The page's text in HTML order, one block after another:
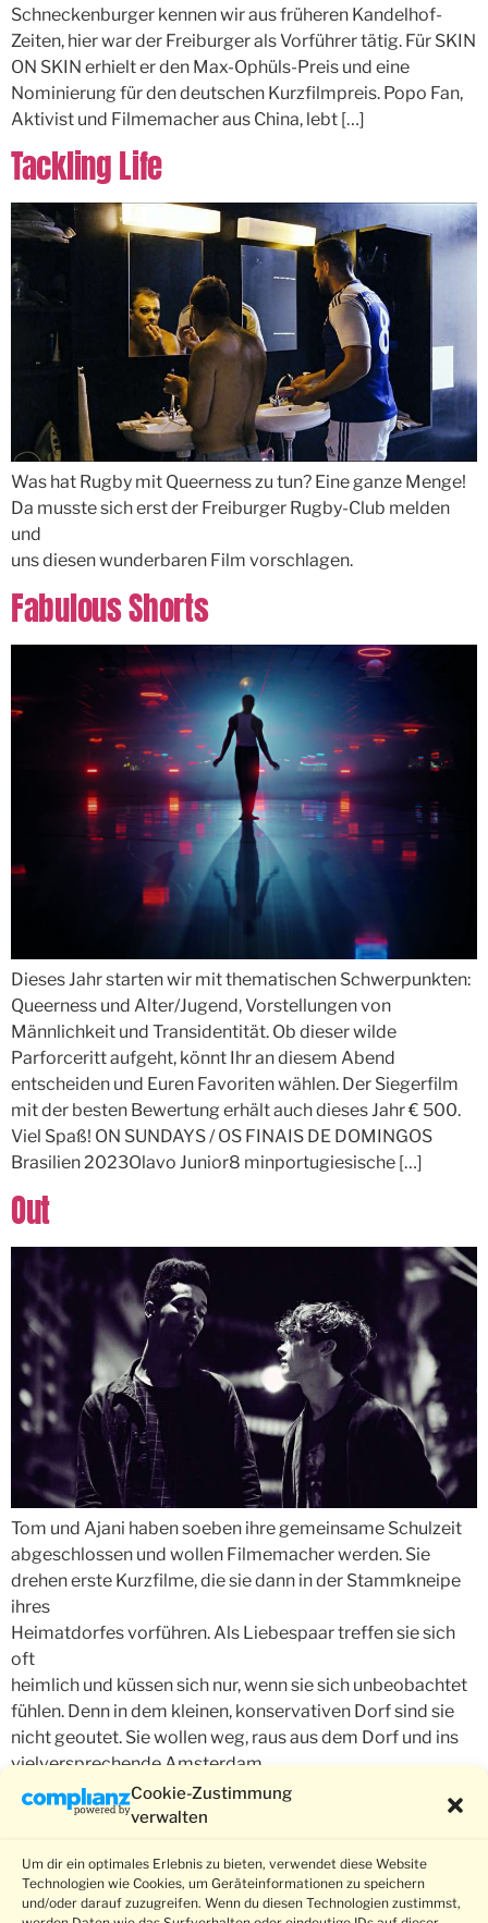
Cookie-Zustimmung
verwalten
Um dir ein optimales Erlebnis zu bieten, verwendet diese Website
Technologien wie Cookies, um Geräteinformationen zu speichern
und/oder darauf zuzugreifen. Wenn du diesen Technologien zustimmst,
Schneckenburger kennen wir aus früheren Kandelhof-
Zeiten, hier war der Freiburger als Vorführer tätig. Für SKIN
ON SKIN erhielt er den Max-Ophüls-Preis und eine
Nominierung für den deutschen Kurzfilmpreis. Popo Fan,
Aktivist und Filmemacher aus China, lebt […]
Tackling Life
Was hat Rugby mit Queerness zu tun? Eine ganze Menge!
Da musste sich erst der Freiburger Rugby-Club melden
und
uns diesen wunderbaren Film vorschlagen.
Fabulous Shorts
Dieses Jahr starten wir mit thematischen Schwerpunkten:
Queerness und Alter/Jugend, Vorstellungen von
Männlichkeit und Transidentität. Ob dieser wilde
Parforceritt aufgeht, könnt Ihr an diesem Abend
entscheiden und Euren Favoriten wählen. Der Siegerfilm
mit der besten Bewertung erhält auch dieses Jahr € 500.
Viel Spaß! ON SUNDAYS / OS FINAIS DE DOMINGOS
Brasilien 2023Olavo Junior8 minportugiesische […]
Out
Tom und Ajani haben soeben ihre gemeinsame Schulzeit
abgeschlossen und wollen Filmemacher werden. Sie
drehen erste Kurzfilme, die sie dann in der Stammkneipe
ihres
Heimatdorfes vorführen. Als Liebespaar treffen sie sich
oft
heimlich und küssen sich nur, wenn sie sich unbeobachtet
fühlen. Denn in dem kleinen, konservativen Dorf sind sie
nicht geoutet. Sie wollen weg, raus aus dem Dorf und ins
vielversprechende Amsterdam.
Weiter→